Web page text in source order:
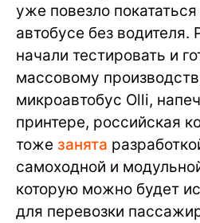
уже повезло
автобусе без
начали тестировать и
массовому
микроавтобус Olli,
принтере, российская
тоже занята
самоходной и
которую можно будет
для перевозки